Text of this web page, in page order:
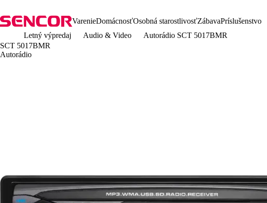
VarenieDomácnosťOsobná starostlivosťZábavaPríslušenstvo
Letný výpredaj
Audio & Video
Autorádio SCT 5017BMR
SCT 5017BMR
Autorádio